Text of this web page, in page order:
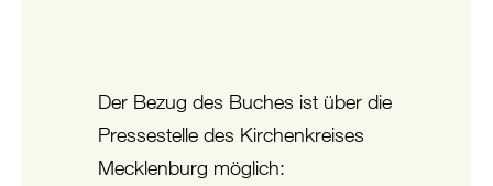
Der Bezug des Buches ist über die
Pressestelle des Kirchenkreises
Mecklenburg möglich: